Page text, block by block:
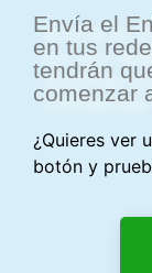
Envía el
en tus
tendrán
comenzar
¿Quieres ver
botón y